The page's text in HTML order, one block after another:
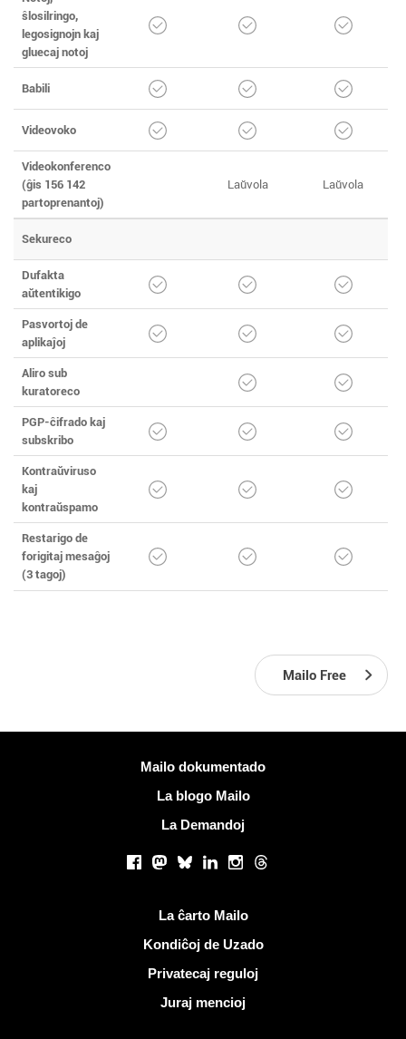
ŝlosilringo,
legosignojn kaj
gluecaj notoj
Babili
Videovoko
Videokonferenco
(ĝis 156 142
partoprenantoj)
Laŭvola Laŭvola
Sekureco
Dufakta
aŭtentikigo
Pasvortoj de
aplikaĵoj
Aliro sub
kuratoreco
PGP-ĉifrado kaj
subskribo
Kontraŭviruso
kaj
kontraŭspamo
Restarigo de
forigitaj mesaĝoj
(3 tagoj)
Mailo Free
Mailo dokumentado
La blogo Mailo
La Demandoj
Facebook
Mastodon
BlueskyLinkedInInstagram
Threads
La ĉarto Mailo
Kondiĉoj de Uzado
Privatecaj reguloj
Juraj mencioj